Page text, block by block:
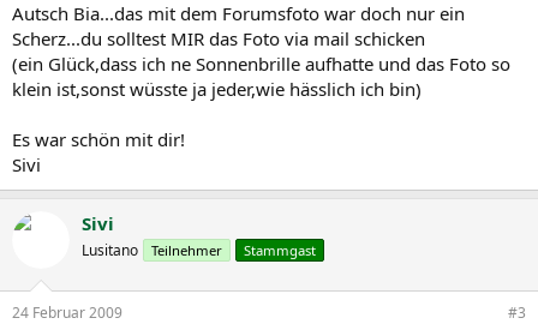
Autsch Bia...das mit dem Forumsfoto war doch nur ein
Scherz...du solltest MIR das Foto via mail schicken
(ein Glück,dass ich ne Sonnenbrille aufhatte und das Foto so
klein ist,sonst wüsste ja jeder,wie hässlich ich bin)
Es war schön mit dir!
Sivi
Sivi
Lusitano Teilnehmer Stammgast
24 Februar 2009 #3